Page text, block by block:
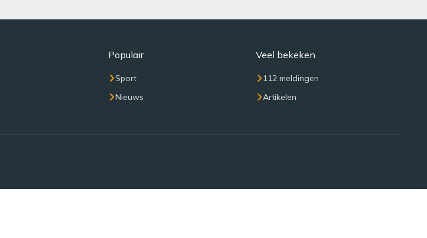
Populair
Sport
Nieuws
Veel bekeken
112 meldingen
Artikelen